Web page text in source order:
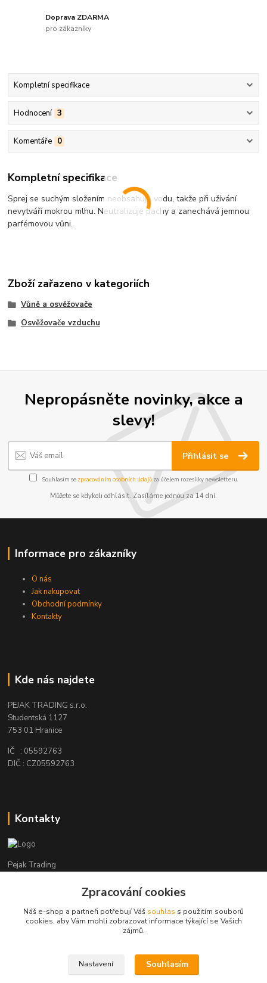
Doprava ZDARMA
pro zákazníky
Kompletní specifikace
Hodnocení 3
Komentáře 0
Kompletní specifikace
Sprej se suchým složením neobsahuje vodu, takže při užívání
nevytváří mokrou mlhu. Neutralizuje pachy a zanechává jemnou
parfémovou vůni.
Zboží zařazeno v kategoriích
Vůně a osvěžovače
Osvěžovače vzduchu
Nepropásněte novinky, akce a
slevy!
Přihlásit se
Souhlasím se zpracováním osobních údajůza účelem rozesílky newsletteru.
Můžete se kdykoli odhlásit. Zasíláme jednou za 14 dní.
Informace pro zákazníky
O nás
Jak nakupovat
Obchodní podmínky
Kontakty
Kde nás najdete
PEJAK TRADING s.r.o.
Studentská 1127
753 01 Hranice
IČ : 05592763
DIČ : CZ05592763
Kontakty
Pejak Trading
+ 420 724 280 132
(Po-Pá, 8-16 hod.)
Zpracování cookies
Náš e-shop a partneři potřebují Váš souhlas s použitím souborů
cookies, aby Vám mohli zobrazovat informace týkající se Vašich
zájmů.
Nastavení Souhlasím